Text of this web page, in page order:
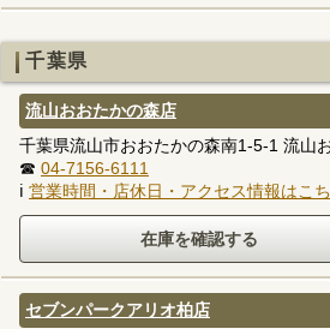
千葉県
流山おおたかの森店
千葉県流山市おおたかの森南1-5-1 流山
☎ 04-7156-6111
ℹ 営業時間・店休日・アクセス情報はこ
セブンパークアリオ柏店